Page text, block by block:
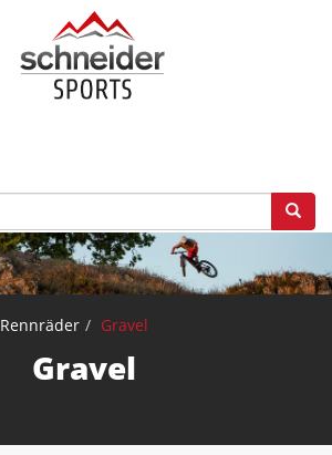
Rennräder Gravel
Gravel